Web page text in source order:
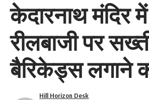
केदारनाथ मंदिर में
रीलबाजी पर
बैरिकेड्स लगाने
Hill Horizon Desk